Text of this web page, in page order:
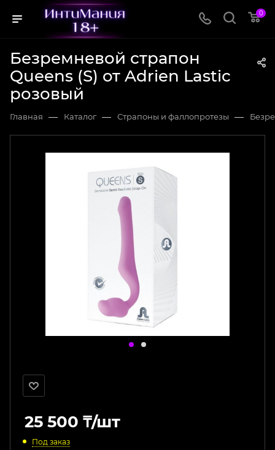
0
Безремневой страпон
Queens (S) от Adrien Lastic
розовый
Главная — Каталог — Страпоны и фаллопротезы —
25 500 ₸/шт
Под заказ